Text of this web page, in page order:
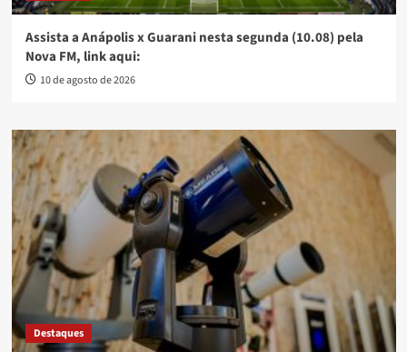
Assista a Anápolis x Guarani nesta segunda (10.08) pela
Nova FM, link aqui:
10 de agosto de 2026
Destaques